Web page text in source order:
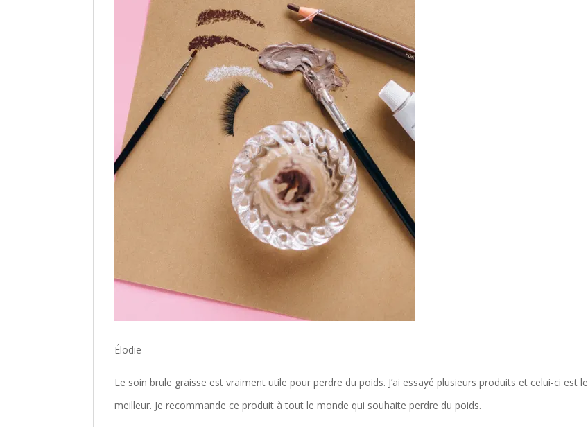
Élodie
Le soin brule graisse est vraiment utile pour perdre du poids. J’ai essayé plusieurs produits et celui-ci est le
meilleur. Je recommande ce produit à tout le monde qui souhaite perdre du poids.